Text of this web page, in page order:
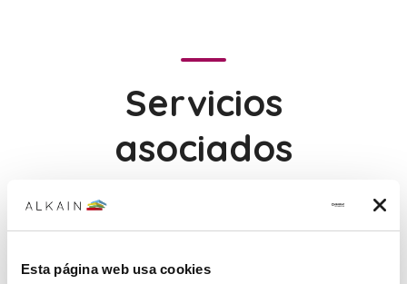
Esta página web usa cookies
Servicios
asociados